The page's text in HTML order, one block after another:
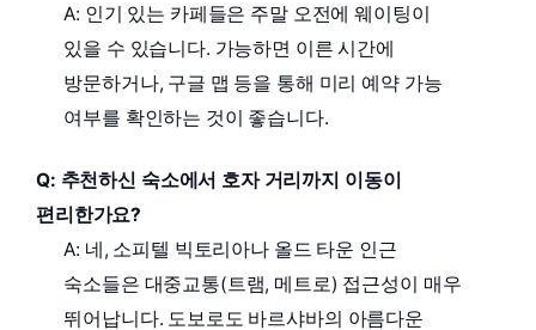
A: 인기 있는 카페들은 주말 오전에 웨이팅이
있을 수 있습니다. 가능하면 이른 시간에
방문하거나, 구글 맵 등을 통해 미리 예약 가능
여부를 확인하는 것이 좋습니다.
Q: 추천하신 숙소에서 호자 거리까지 이동이
편리한가요?
A: 네, 소피텔 빅토리아나 올드 타운 인근
숙소들은 대중교통(트램, 메트로) 접근성이 매우
뛰어납니다. 도보로도 바르샤바의 아름다운